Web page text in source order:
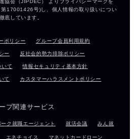
ポリシー グループ会員利用規約
ー 反社会的勢力排除ポリシー
いて 情報セキュリティ基本方針
て カスタマーハラスメントポリシー